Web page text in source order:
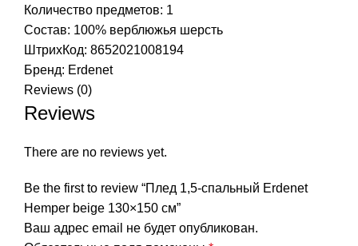
Количество предметов: 1
Состав: 100% верблюжья шерсть
ШтрихКод: 8652021008194
Бренд: Erdenet
Reviews (0)
Reviews
There are no reviews yet.
Be the first to review “Плед 1,5-спальный Erdenet
Hemper beige 130×150 см”
Ваш адрес email не будет опубликован.